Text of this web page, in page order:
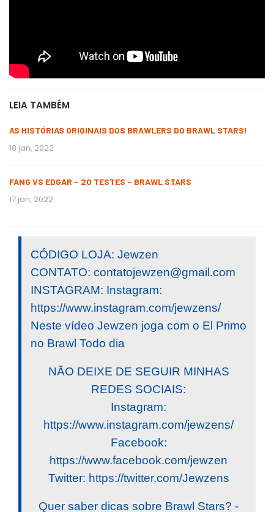
LEIA TAMBÉM
AS HISTÓRIAS ORIGINAIS DOS BRAWLERS DO BRAWL STARS!
18 jan, 2022
FANG VS EDGAR – 20 TESTES – BRAWL STARS
17 jan, 2022
CÓDIGO LOJA: Jewzen
CONTATO: contatojewzen@gmail.com
INSTAGRAM: Instagram:
https://www.instagram.com/jewzens/
Neste vídeo Jewzen joga com o El Primo
no Brawl Todo dia
NÃO DEIXE DE SEGUIR MINHAS
REDES SOCIAIS:
Instagram:
https://www.instagram.com/jewzens/
Facebook:
https://www.facebook.com/jewzen
Twitter: https://twitter.com/Jewzens
Quer saber dicas sobre Brawl Stars? -